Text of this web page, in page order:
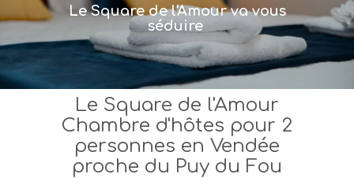
Le Square de l'Amour va vous
séduire
Le Square de l'Amour
Chambre d'hôtes pour 2
personnes en Vendée
proche du Puy du Fou